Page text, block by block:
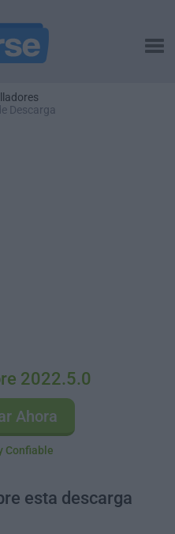
Descarga
2022.5.0
Ahora
Confiable
esta descarga